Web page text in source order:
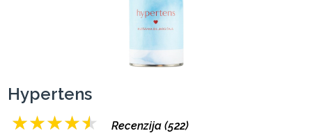
Hypertens
★★★★★ Recenzija (522)